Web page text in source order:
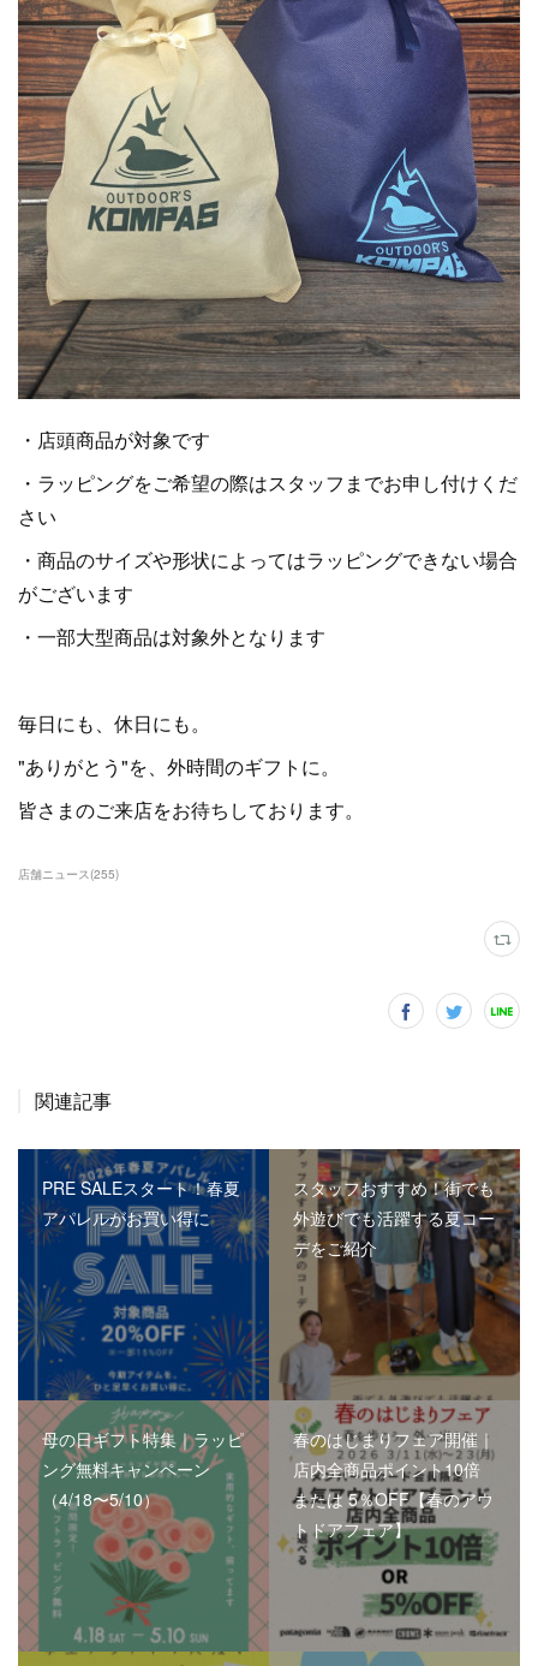
・店頭商品が対象です
・ラッピングをご希望の際はスタッフまでお申し付けくだ
さい
・商品のサイズや形状によってはラッピングできない場合
がございます
・一部大型商品は対象外となります
毎日にも、休日にも。
"ありがとう"を、外時間のギフトに。
皆さまのご来店をお待ちしております。
店舗ニュース(255)
関連記事
PRE SALEスタート！春夏
アパレルがお買い得に
スタッフおすすめ！街でも
外遊びでも活躍する夏コー
デをご紹介
母の日ギフト特集｜ラッピ
ング無料キャンペーン
（4/18〜5/10）
春のはじまりフェア開催｜
店内全商品ポイント10倍
または 5％OFF【春のアウ
トドアフェア】